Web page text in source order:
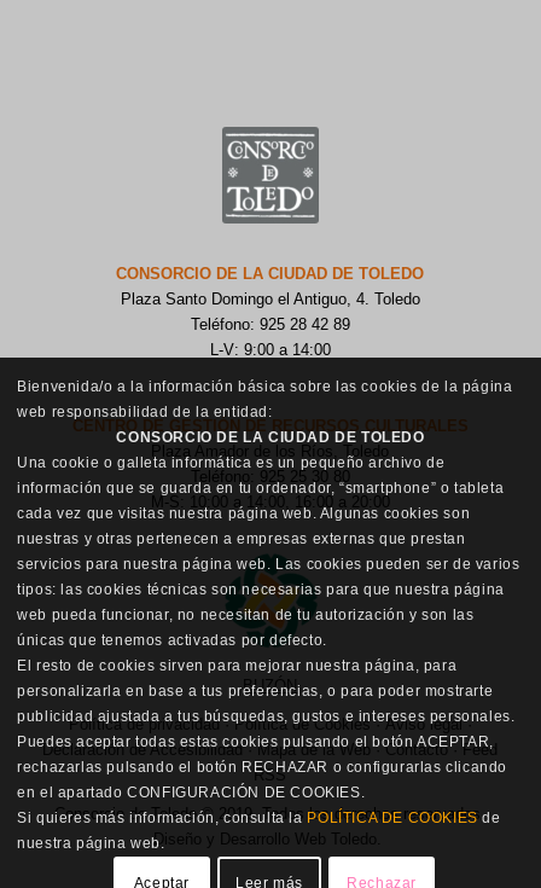
CONSORCIO DE LA CIUDAD DE TOLEDO
Plaza Santo Domingo el Antiguo, 4. Toledo
Teléfono: 925 28 42 89
L-V: 9:00 a 14:00
CENTRO DE GESTIÓN DE RECURSOS CULTURALES
Plaza Amador de los Ríos, Toledo
Teléfono: 925 25 30 80
M-S: 10:00 a 14:00, 16:00 a 20:00
BUZÓN
Política de privacidad·Política de Cookies ·Aviso legal·
Declaración de Accesibilidad·Mapa de la Web·Contacto·Feed
RSS
Consorcio de Toledo © 2019. Todos los derechos reservados.
Diseño y Desarrollo Web Toledo
Bienvenida/o a la información básica sobre las cookies de la página
web responsabilidad de la entidad:
CONSORCIO DE LA CIUDAD DE TOLEDO
Una cookie o galleta informática es un pequeño archivo de
información que se guarda en tu ordenador, “smartphone” o tableta
cada vez que visitas nuestra página web. Algunas cookies son
nuestras y otras pertenecen a empresas externas que prestan
servicios para nuestra página web. Las cookies pueden ser de varios
tipos: las cookies técnicas son necesarias para que nuestra página
web pueda funcionar, no necesitan de tu autorización y son las
únicas que tenemos activadas por defecto.
El resto de cookies sirven para mejorar nuestra página, para
personalizarla en base a tus preferencias, o para poder mostrarte
publicidad ajustada a tus búsquedas, gustos e intereses personales.
Puedes aceptar todas estas cookies pulsando el botón ACEPTAR,
rechazarlas pulsando el botón RECHAZAR o configurarlas clicando
en el apartado CONFIGURACIÓN DE COOKIES.
Si quieres más información, consulta la POLÍTICA DE COOKIESde
nuestra página web.
Aceptar Leer más Rechazar